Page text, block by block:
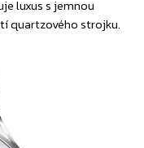
luxus s jemnou
quartzového strojku.